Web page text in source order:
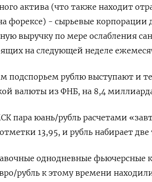
актива (что также находит
форексе) - сырьевые корпорации
выручку по мере ослабления
на следующей неделе
подспорьем рублю выступают и
валюты из ФНБ, на 8,4
пара юань/рубль расчетами
13,95, и рубль набирает
однодневные фьючерсные
рубль к этому времени